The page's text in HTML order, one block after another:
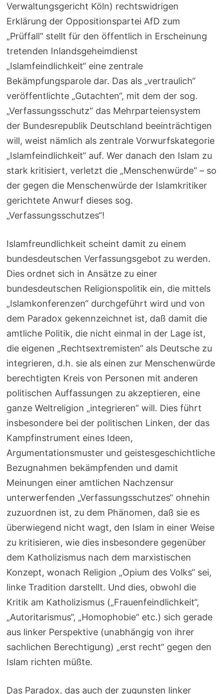
Verwaltungsgericht Köln) rechtswidrigen
Erklärung der Oppositionspartei AfD zum
„Prüffall“ stellt für den öffentlich in Erscheinung
tretenden Inlandsgeheimdienst
„Islamfeindlichkeit“ eine zentrale
Bekämpfungsparole dar. Das als „vertraulich“
veröffentlichte „Gutachten“, mit dem der sog.
„Verfassungsschutz“ das Mehrparteiensystem
der Bundesrepublik Deutschland beeinträchtigen
will, weist nämlich als zentrale Vorwurfskategorie
„Islamfeindlichkeit“ auf. Wer danach den Islam zu
stark kritisiert, verletzt die „Menschenwürde“ – so
der gegen die Menschenwürde der Islamkritiker
gerichtete Anwurf dieses sog.
„Verfassungsschutzes“!
Islamfreundlichkeit scheint damit zu einem
bundesdeutschen Verfassungsgebot zu werden.
Dies ordnet sich in Ansätze zu einer
bundesdeutschen Religionspolitik ein, die mittels
„Islamkonferenzen“ durchgeführt wird und von
dem Paradox gekennzeichnet ist, daß damit die
amtliche Politik, die nicht einmal in der Lage ist,
die eigenen „Rechtsextremisten“ als Deutsche zu
integrieren, d.h. sie als einen zur Menschenwürde
berechtigten Kreis von Personen mit anderen
politischen Auffassungen zu akzeptieren, eine
ganze Weltreligion „integrieren“ will. Dies führt
insbesondere bei der politischen Linken, der das
Kampfinstrument eines Ideen,
Argumentationsmuster und geistesgeschichtliche
Bezugnahmen bekämpfenden und damit
Meinungen einer amtlichen Nachzensur
unterwerfenden „Verfassungsschutzes“ ohnehin
zuzuordnen ist, zu dem Phänomen, daß sie es
überwiegend nicht wagt, den Islam in einer Weise
zu kritisieren, wie dies insbesondere gegenüber
dem Katholizismus nach dem marxistischen
Konzept, wonach Religion „Opium des Volks“ sei,
linke Tradition darstellt. Und dies, obwohl die
Kritik am Katholizismus („Frauenfeindlichkeit“,
„Autoritarismus“, „Homophobie“ etc.) sich gerade
aus linker Perspektive (unabhängig von ihrer
sachlichen Berechtigung) „erst recht“ gegen den
Islam richten müßte.
Das Paradox, das auch der zugunsten linker